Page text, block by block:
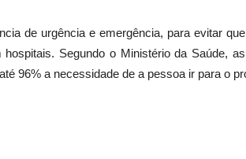
de urgência e emergência, para evitar
Segundo o Ministério da Saúde,
96% a necessidade de a pessoa ir para o